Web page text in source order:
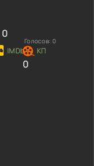
0
Голосов: 0
0